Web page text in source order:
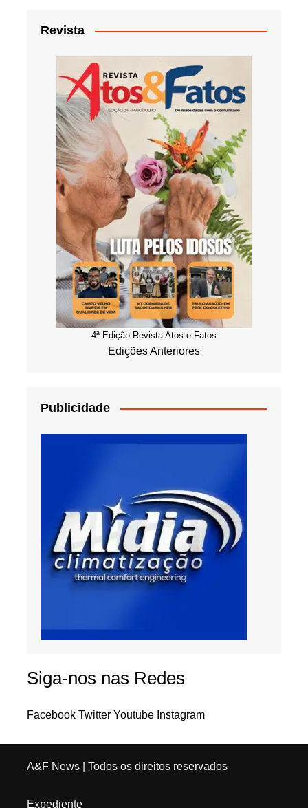
Revista
4ª Edição Revista Atos e Fatos
Edições Anteriores
Publicidade
Siga-nos nas Redes
Facebook Twitter Youtube Instagram
A&F News| Todos os direitos reservados
Expediente